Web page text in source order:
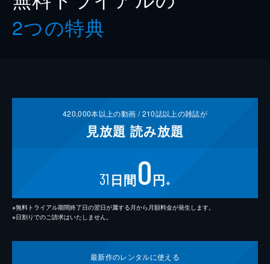
2つの特典
420,000本以上の動画 /210誌以上の雑誌が
見放題 読み放題
31 日間0円 ※
※無料トライアル期間終了日の翌日が属する月から月額料金が発生します。
※日割りでのご請求はいたしません。
最新作のレンタルに使える